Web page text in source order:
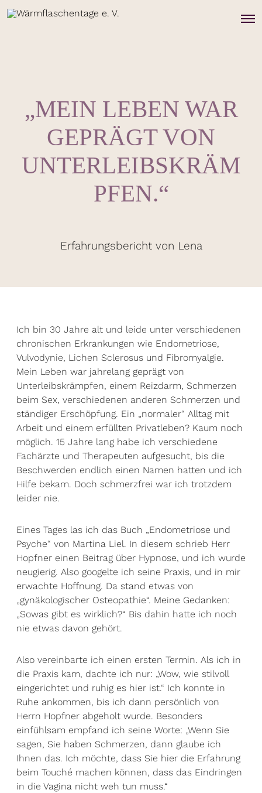
O
„MEIN LEBEN WAR
GEPRÄGT VON
UNTERLEIBSKRÄM
PFEN.“
Erfahrungsbericht von Lena
Ich bin 30 Jahre alt und leide unter verschiedenen
chronischen Erkrankungen wie Endometriose,
Vulvodynie, Lichen Sclerosus und Fibromyalgie.
Mein Leben war jahrelang geprägt von
Unterleibskrämpfen, einem Reizdarm, Schmerzen
beim Sex, verschiedenen anderen Schmerzen und
ständiger Erschöpfung. Ein „normaler“ Alltag mit
Arbeit und einem erfüllten Privatleben? Kaum noch
möglich. 15 Jahre lang habe ich verschiedene
Fachärzte und Therapeuten aufgesucht, bis die
Beschwerden endlich einen Namen hatten und ich
Hilfe bekam. Doch schmerzfrei war ich trotzdem
leider nie.
Eines Tages las ich das Buch „Endometriose und
Psyche“ von Martina Liel. In diesem schrieb Herr
Hopfner einen Beitrag über Hypnose, und ich wurde
neugierig. Also googelte ich seine Praxis, und in mir
erwachte Hoffnung. Da stand etwas von
„gynäkologischer Osteopathie“. Meine Gedanken:
„Sowas gibt es wirklich?“ Bis dahin hatte ich noch
nie etwas davon gehört.
Also vereinbarte ich einen ersten Termin. Als ich in
die Praxis kam, dachte ich nur: „Wow, wie stilvoll
eingerichtet und ruhig es hier ist.“ Ich konnte in
Ruhe ankommen, bis ich dann persönlich von
Herrn Hopfner abgeholt wurde. Besonders
einfühlsam empfand ich seine Worte: „Wenn Sie
sagen, Sie haben Schmerzen, dann glaube ich
Ihnen das. Ich möchte, dass Sie hier die Erfahrung
beim Touché machen können, dass das Eindringen
in die Vagina nicht weh tun muss.“